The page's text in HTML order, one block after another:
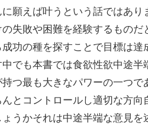
願えば叶うという話ではあ
失敗や困難を経験するもの
功の種を探すことで目標は
でも本書では食欲性欲中途
つ最も大きなパワーの一つ
とコントロールし適切な方
うかそれは中途半端な意見